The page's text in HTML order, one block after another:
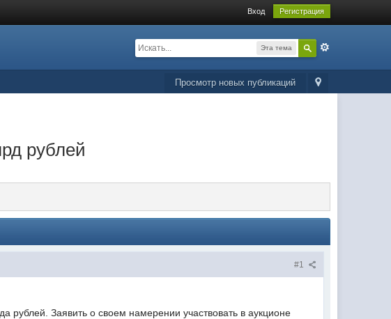
Вход Регистрация
Эта тема
Просмотр новых публикаций
рублей
#1
рублей. Заявить о своем намерении участвовать в аукционе